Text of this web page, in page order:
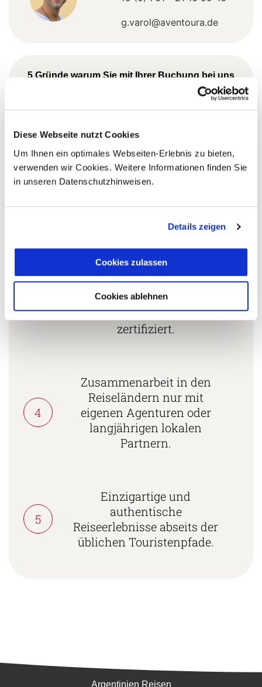
Diese Webseite nutzt Cookies
Um Ihnen ein optimales Webseiten-Erlebnis zu bieten,
verwenden wir Cookies. Weitere Informationen finden Sie
in unseren Datenschutzhinweisen.
Details zeigen
Cookies zulassen
Cookies ablehnen
g.varol@aventoura.de
5 Gründe warum Sie mit Ihrer Buchung bei uns
die richtige Entscheidung treffen:
Fernreisespezialist mit über
25 Jahren Erfahrung!
Persönliche Beratung durch
Mehrfach mit
Tourismuspreisen
ausgezeichnet und als
nachhaltiges Unternehmen
zertifiziert.
4
Zusammenarbeit in den
Reiseländern nur mit
eigenen Agenturen oder
langjährigen lokalen
Partnern.
5
Einzigartige und
authentische
Reiseerlebnisse abseits der
üblichen Touristenpfade.
Argentinien Reisen